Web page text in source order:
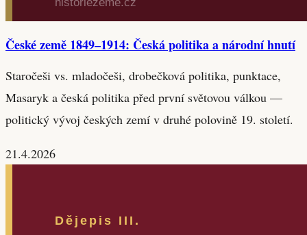
České země 1849–1914: Česká politika a národní hnutí
Staročeši vs. mladočeši, drobečková politika, punktace,
Masaryk a česká politika před první světovou válkou —
politický vývoj českých zemí v druhé polovině 19. století.
21.4.2026